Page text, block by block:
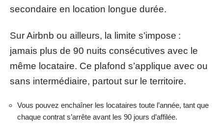
secondaire en location longue durée.
Sur Airbnb ou ailleurs, la limite s’impose :
jamais plus de 90 nuits consécutives avec le
même locataire. Ce plafond s’applique avec ou
sans intermédiaire, partout sur le territoire.
Vous pouvez enchaîner les locataires toute l’année, tant que
chaque contrat s’arrête avant les 90 jours d’affilée.